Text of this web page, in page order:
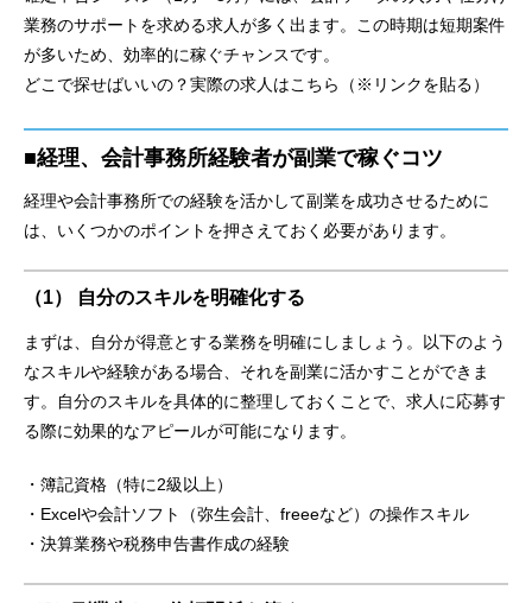
業務のサポートを求める求人が多く出ます。この時期は短期案件
が多いため、効率的に稼ぐチャンスです。
どこで探せばいいの？実際の求人はこちら（※リンクを貼る）
■経理、会計事務所経験者が副業で稼ぐコツ
経理や会計事務所での経験を活かして副業を成功させるために
は、いくつかのポイントを押さえておく必要があります。
（1） 自分のスキルを明確化する
まずは、自分が得意とする業務を明確にしましょう。以下のよう
なスキルや経験がある場合、それを副業に活かすことができま
す。自分のスキルを具体的に整理しておくことで、求人に応募す
る際に効果的なアピールが可能になります。
・簿記資格（特に2級以上）
・Excelや会計ソフト（弥生会計、freeeなど）の操作スキル
・決算業務や税務申告書作成の経験